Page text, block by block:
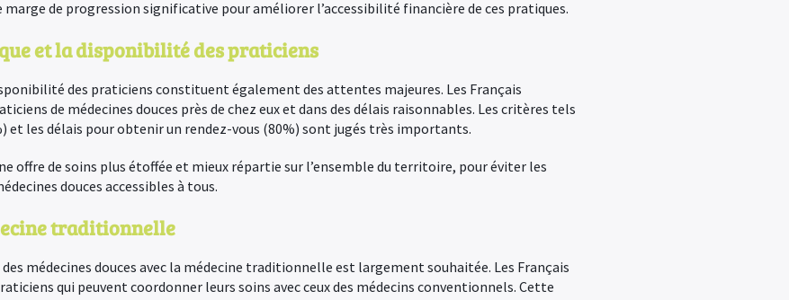
marge de progression significative pour améliorer l’accessibilité financière de ces pratiques.
et la disponibilité des praticiens
des praticiens constituent également des attentes majeures. Les Français
de médecines douces près de chez eux et dans des délais raisonnables. Les critères tels
et les délais pour obtenir un rendez-vous (80%) sont jugés très importants.
offre de soins plus étoffée et mieux répartie sur l’ensemble du territoire, pour éviter les
douces accessibles à tous.
traditionnelle
médecines douces avec la médecine traditionnelle est largement souhaitée. Les Français
qui peuvent coordonner leurs soins avec ceux des médecins conventionnels. Cette